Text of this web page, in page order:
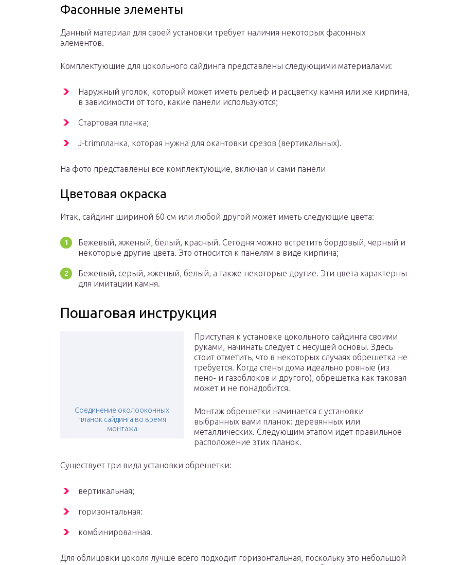
Фасонные элементы
Данный материал для своей установки требует наличия некоторых фасонных
элементов.
Комплектующие для цокольного сайдинга представлены следующими материалами:
Наружный уголок, который может иметь рельеф и расцветку камня или же кирпича,
в зависимости от того, какие панели используются;
Стартовая планка;
J-trimпланка, которая нужна для окантовки срезов (вертикальных).
На фото представлены все комплектующие, включая и сами панели
Цветовая окраска
Итак, сайдинг шириной 60 см или любой другой может иметь следующие цвета:
Бежевый, жженый, белый, красный. Сегодня можно встретить бордовый, черный и
некоторые другие цвета. Это относится к панелям в виде кирпича;
Бежевый, серый, жженый, белый, а также некоторые другие. Эти цвета характерны
для имитации камня.
Пошаговая инструкция
Соединение околооконных
планок сайдинга во время
монтажа
Приступая к установке цокольного сайдинга своими
руками, начинать следует с несущей основы. Здесь
стоит отметить, что в некоторых случаях обрешетка не
требуется. Когда стены дома идеально ровные (из
пено- и газоблоков и другого), обрешетка как таковая
может и не понадобится.
Монтаж обрешетки начинается с установки
выбранных вами планок: деревянных или
металлических. Следующим этапом идет правильное
расположение этих планок.
Существует три вида установки обрешетки:
вертикальная;
горизонтальная:
комбинированная.
Для облицовки цоколя лучше всего подходит горизонтальная, поскольку это небольшой